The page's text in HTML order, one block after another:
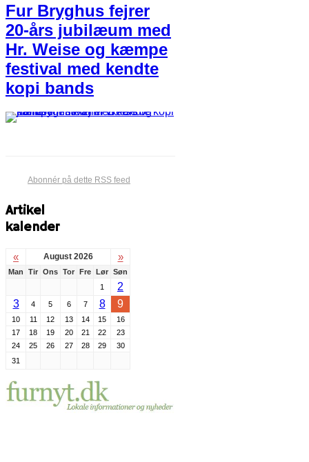
Fur Bryghus fejrer
20-års jubilæum med
Hr. Weise og kæmpe
festival med kendte
kopi bands
Abonnér på dette RSS feed
Artikel
kalender
« August 2026 »
Man Tir Ons Tor Fre Lør Søn
1
2
3
4 5 6 7 8 9
10 11 12 13 14 15
16
17
18 19 20 21 22
23
24
25 26 27 28 29
30
31